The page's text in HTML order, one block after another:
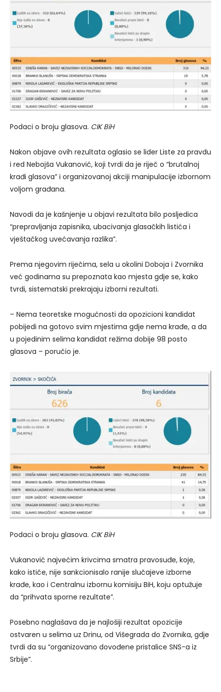
Podaci o broju glasova. CIK BiH
Nakon objave ovih rezultata oglasio se lider Liste za pravdu
i red Nebojša Vukanović, koji tvrdi da je riječ o “brutalnoj
krađi glasova” i organizovanoj akciji manipulacije izbornom
voljom građana.
Navodi da je kašnjenje u objavi rezultata bilo posljedica
“prepravljanja zapisnika, ubacivanja glasačkih listića i
vještačkog uvećavanja razlika”.
Prema njegovim riječima, sela u okolini Doboja i Zvornika
već godinama su prepoznata kao mjesta gdje se, kako
tvrdi, sistematski prekrajaju izborni rezultati.
– Nema teoretske mogućnosti da opozicioni kandidat
pobijedi na gotovo svim mjestima gdje nema krađe, a da
u pojedinim selima kandidat režima dobije 98 posto
glasova – poručio je.
Podaci o broju glasova. CIK BiH
Vukanović najvećim krivcima smatra pravosuđe, koje,
kako ističe, nije sankcionisalo ranije slučajeve izborne
krađe, kao i Centralnu izbornu komisiju BiH, koju optužuje
da “prihvata sporne rezultate”.
Posebno naglašava da je najlošiji rezultat opozicije
ostvaren u selima uz Drinu, od Višegrada do Zvornika, gdje
tvrdi da su “organizovano dovođene pristalice SNS-a iz
Srbije”.